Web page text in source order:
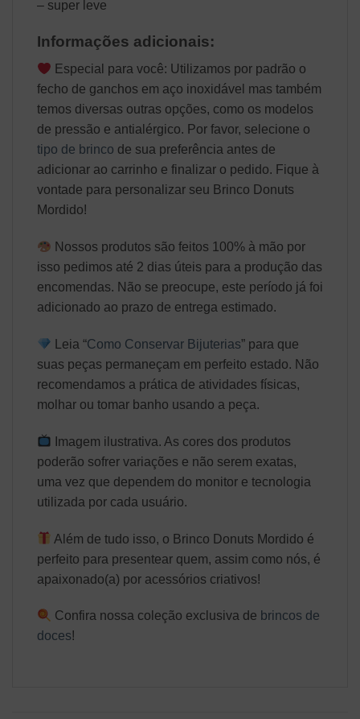
– super leve
Informações adicionais:
Especial para você: Utilizamos por padrão o
fecho de ganchos em aço inoxidável mas também
temos diversas outras opções, como os modelos
de pressão e antialérgico. Por favor, selecione o
tipo de brinco de sua preferência antes de
adicionar ao carrinho e finalizar o pedido. Fique à
vontade para personalizar seu Brinco Donuts
Mordido!
Nossos produtos são feitos 100% à mão por
isso pedimos até 2 dias úteis para a produção das
encomendas. Não se preocupe, este período já foi
adicionado ao prazo de entrega estimado.
Leia “Como Conservar Bijuterias” para que
suas peças permaneçam em perfeito estado. Não
recomendamos a prática de atividades físicas,
molhar ou tomar banho usando a peça.
Imagem ilustrativa. As cores dos produtos
poderão sofrer variações e não serem exatas,
uma vez que dependem do monitor e tecnologia
utilizada por cada usuário.
Além de tudo isso, o Brinco Donuts Mordido é
perfeito para presentear quem, assim como nós, é
apaixonado(a) por acessórios criativos!
Confira nossa coleção exclusiva de brincos de
doces!